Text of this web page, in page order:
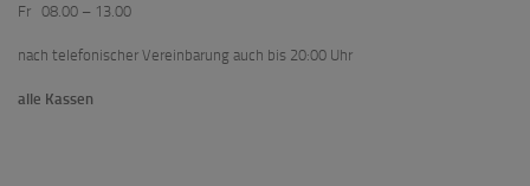
Fr 08.00 – 13.00
nach telefonischer Vereinbarung auch bis 20:00 Uhr
alle Kassen